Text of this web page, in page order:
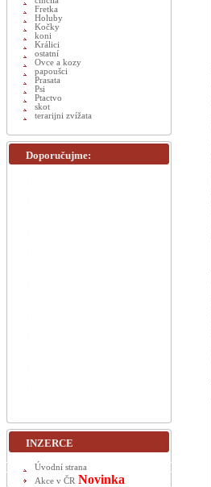
Fretka
Holuby
Kočky
koni
Králici
ostatní
Ovce a kozy
papoušci
Prasata
Psi
Ptactvo
skot
terarijni zvížata
Doporučujme:
INZERCE
Úvodní strana
Akce v ČR Novinka